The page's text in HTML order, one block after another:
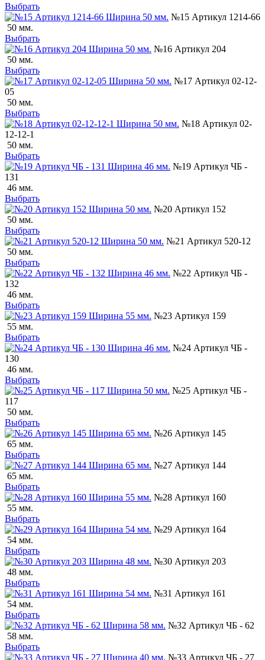
Выбрать
№15 Артикул 1214-66
50 мм.
Выбрать
№16 Артикул 204
50 мм.
Выбрать
№17 Артикул 02-12-
05
50 мм.
Выбрать
№18 Артикул 02-
12-12-1
50 мм.
Выбрать
№19 Артикул ЧБ -
131
46 мм.
Выбрать
№20 Артикул 152
50 мм.
Выбрать
№21 Артикул 520-12
50 мм.
Выбрать
№22 Артикул ЧБ -
132
46 мм.
Выбрать
№23 Артикул 159
55 мм.
Выбрать
№24 Артикул ЧБ -
130
46 мм.
Выбрать
№25 Артикул ЧБ -
117
50 мм.
Выбрать
№26 Артикул 145
65 мм.
Выбрать
№27 Артикул 144
65 мм.
Выбрать
№28 Артикул 160
55 мм.
Выбрать
№29 Артикул 164
54 мм.
Выбрать
№30 Артикул 203
48 мм.
Выбрать
№31 Артикул 161
54 мм.
Выбрать
№32 Артикул ЧБ - 62
58 мм.
Выбрать
№33 Артикул ЧБ - 27